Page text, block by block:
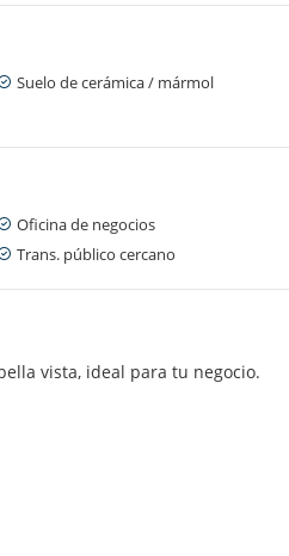
Suelo de cerámica / mármol
Oficina de negocios
Trans. público cercano
vista, ideal para tu negocio.